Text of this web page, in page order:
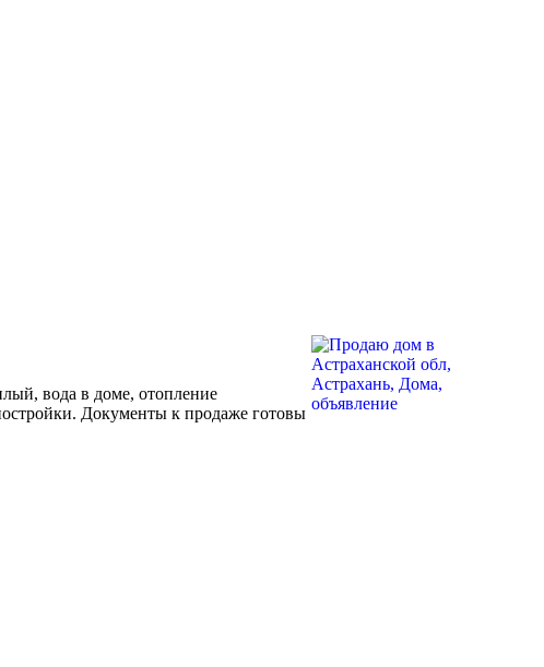
вода в доме, отопление
Документы к продаже готовы